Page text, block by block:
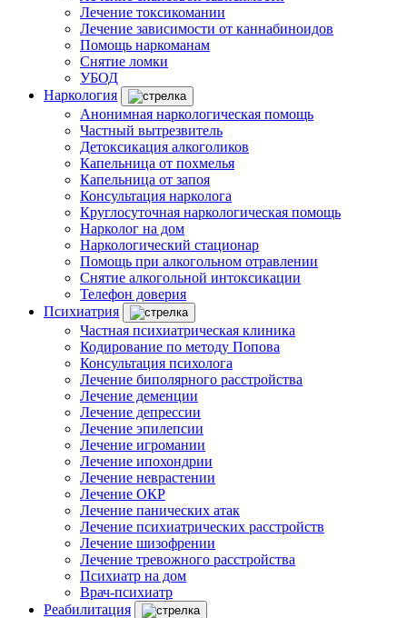
Лечение токсикомании
Лечение зависимости от каннабиноидов
Помощь наркоманам
Снятие ломки
УБОД
Наркология
Анонимная наркологическая помощь
Частный вытрезвитель
Детоксикация алкоголиков
Капельница от похмелья
Капельница от запоя
Консультация нарколога
Круглосуточная наркологическая помощь
Нарколог на дом
Наркологический стационар
Помощь при алкогольном отравлении
Снятие алкогольной интоксикации
Телефон доверия
Психиатрия
Частная психиатрическая клиника
Кодирование по методу Попова
Консультация психолога
Лечение биполярного расстройства
Лечение деменции
Лечение депрессии
Лечение эпилепсии
Лечение игромании
Лечение ипохондрии
Лечение неврастении
Лечение ОКР
Лечение панических атак
Лечение психиатрических расстройств
Лечение шизофрении
Лечение тревожного расстройства
Психиатр на дом
Врач-психиатр
Реабилитация